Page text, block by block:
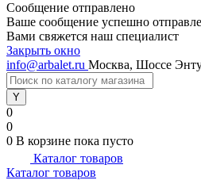
Сообщение отправлено
Ваше сообщение успешно
Вами свяжется наш специалист
Закрыть окно
info@arbalet.ru Москва, Шоссе
0
0
0 В корзине пока пусто
Каталог товаров
Каталог товаров